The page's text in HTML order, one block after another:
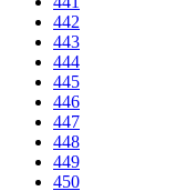
442
443
444
445
446
447
448
449
450